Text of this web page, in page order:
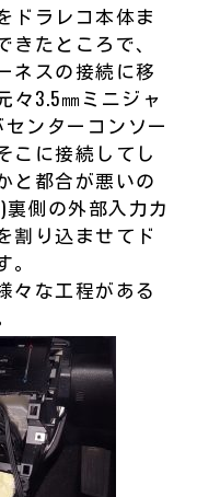
ドラレコ本体ま
たところで、
ネスの接続に移
々3.5㎜ミニジャ
ンターコンソー
こに接続してし
と都合が悪いの
側の外部入力カ
割り込ませてド
々な工程がある